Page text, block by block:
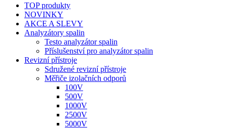
TOP produkty
NOVINKY
AKCE A SLEVY
Analyzátory spalin
Testo analyzátor spalin
Příslušenství pro analyzátor spalin
Revizní přístroje
Sdružené revizní přístroje
Měřiče izolačních odporů
100V
500V
1000V
2500V
5000V